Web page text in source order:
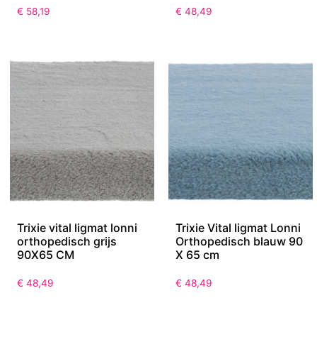
€ 58,19 € 48,49
Trixie vital ligmat lonni
orthopedisch grijs
90X65 CM
€ 48,49
Trixie Vital ligmat Lonni
Orthopedisch blauw 90
X 65 cm
€ 48,49